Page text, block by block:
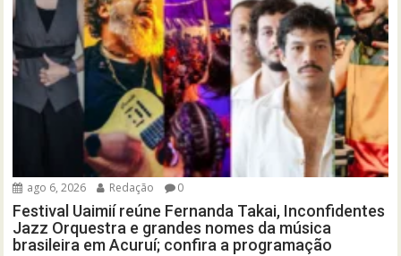
ago 6, 2026 Redação 0
Festival Uaimií reúne Fernanda Takai, Inconfidentes
Jazz Orquestra e grandes nomes da música
brasileira em Acuruí; confira a programação